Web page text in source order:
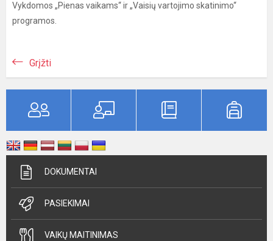
Vykdomos „Pienas vaikams“ ir „Vaisių vartojimo skatinimo“
programos.
Grįžti
DOKUMENTAI
PASIEKIMAI
VAIKŲ MAITINIMAS